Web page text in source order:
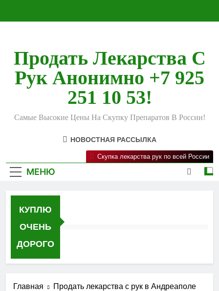
Продать Лекарства С
Рук Анонимно +7 925
251 10 53!
Самые Высокие Цены На Скупку Препаратов В России!
НОВОСТНАЯ РАССЫЛКА
МЕНЮ
Скупка лекарства рук по всей России
КУПЛЮ
ОЧЕНЬ
ДОРОГО
Главная Продать лекарства с рук в Андреаполе